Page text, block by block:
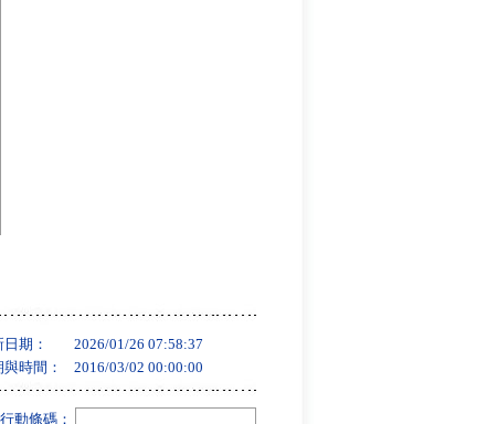
期：
2026/01/26 07:58:37
時間：
2016/03/02 00:00:00
行動條碼：